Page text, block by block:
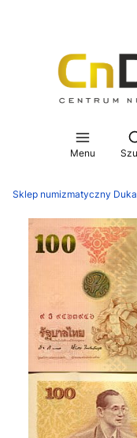
Menu
Sklep numizmatyczny